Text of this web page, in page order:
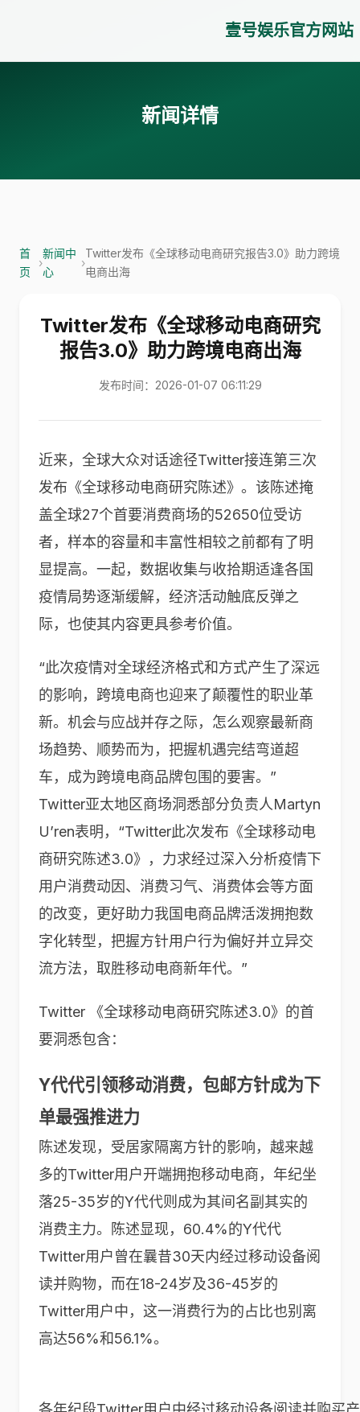
壹号娱乐官方网站
新闻详情
首
页
›
新闻中
心
›
Twitter发布《全球移动电商研究报告3.0》助力跨境
电商出海
Twitter发布《全球移动电商研究
报告3.0》助力跨境电商出海
发布时间：2026-01-07 06:11:29
近来，全球大众对话途径Twitter接连第三次
发布《全球移动电商研究陈述》。该陈述掩
盖全球27个首要消费商场的52650位受访
者，样本的容量和丰富性相较之前都有了明
显提高。一起，数据收集与收拾期适逢各国
疫情局势逐渐缓解，经济活动触底反弹之
际，也使其内容更具参考价值。
“此次疫情对全球经济格式和方式产生了深远
的影响，跨境电商也迎来了颠覆性的职业革
新。机会与应战并存之际，怎么观察最新商
场趋势、顺势而为，把握机遇完结弯道超
车，成为跨境电商品牌包围的要害。”
Twitter亚太地区商场洞悉部分负责人Martyn
U’ren表明，“Twitter此次发布《全球移动电
商研究陈述3.0》，力求经过深入分析疫情下
用户消费动因、消费习气、消费体会等方面
的改变，更好助力我国电商品牌活泼拥抱数
字化转型，把握方针用户行为偏好并立异交
流方法，取胜移动电商新年代。”
Twitter 《全球移动电商研究陈述3.0》的首
要洞悉包含：
Y代代引领移动消费，包邮方针成为下
单最强推进力
陈述发现，受居家隔离方针的影响，越来越
多的Twitter用户开端拥抱移动电商，年纪坐
落25-35岁的Y代代则成为其间名副其实的
消费主力。陈述显现，60.4%的Y代代
Twitter用户曾在曩昔30天内经过移动设备阅
读并购物，而在18-24岁及36-45岁的
Twitter用户中，这一消费行为的占比也别离
高达56%和56.1%。